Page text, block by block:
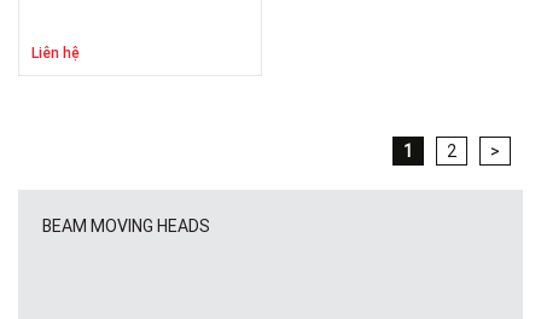
Liên hệ
1 2 >
BEAM MOVING HEADS